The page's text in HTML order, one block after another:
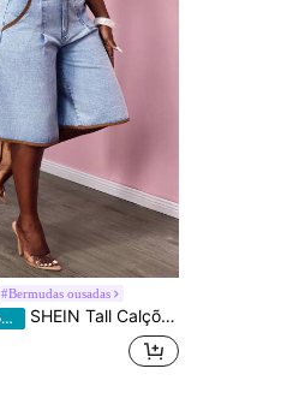
#Bermudas ousadas
EU Warehouse SHEIN Tall Calções de ganga casuais para mulher com efeito lavado, blocos de cor e acabamento contrastante, para mulheres altas